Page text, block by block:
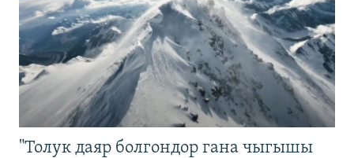
"Толук даяр болгондор гана чыгышы